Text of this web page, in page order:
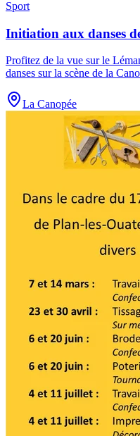
Sport
Initiation aux danses
Profitez de la vue sur le
danses sur la scène de la
La Canopée